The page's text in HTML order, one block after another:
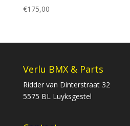
€175,00
Verlu BMX & Parts
Ridder van Dinterstraat 32
5575 BL Luyksgestel